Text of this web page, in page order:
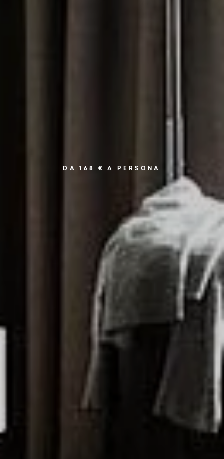
DA 168 € A PERSONA